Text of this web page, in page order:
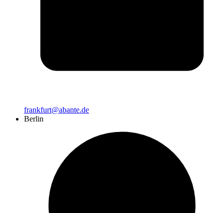
frankfurt@abante.de
Berlin